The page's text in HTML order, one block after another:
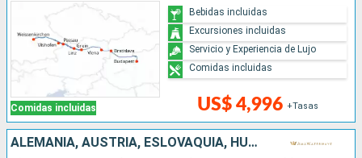
Comidas incluidas US$ 4,996 +Tasas
Bebidas incluidas
Excursiones incluidas
Servicio y Experiencia de Lujo
Comidas incluidas
ALEMANIA, AUSTRIA, ESLOVAQUIA, HUNGRÍA